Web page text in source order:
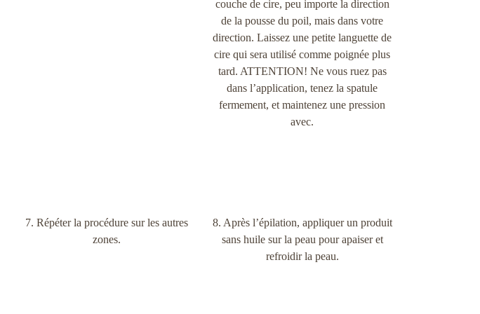
couche de cire, peu importe la direction
de la pousse du poil, mais dans votre
direction. Laissez une petite languette de
cire qui sera utilisé comme poignée plus
tard. ATTENTION! Ne vous ruez pas
dans l’application, tenez la spatule
fermement, et maintenez une pression
avec.
7. Répéter la procédure sur les autres
zones.
8. Après l’épilation, appliquer un produit
sans huile sur la peau pour apaiser et
refroidir la peau.